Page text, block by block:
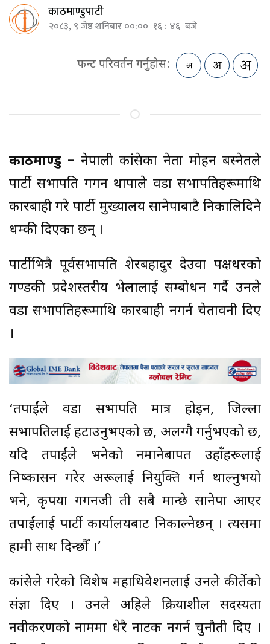
काठमाण्डुपाटी
२०८३, ९ जेष्ठ शनिबार ००:०० १६ : ४६ बजे
फन्ट परिवर्तन गर्नुहोस:
काठमाण्डु – नेपाली कांग्रेसका नेता मोहन बस्नेतले
पार्टी सभापति गगन थापाले वडा सभापतिहरूमाथि
कारबाही गरे पार्टी मुख्यालय सानेपाबाटै निकालिदिने
धम्की दिएका छन् ।
पार्टीभित्रै पूर्वसभापति शेरबहादुर देउवा पक्षधरको
गण्डकी प्रदेशस्तरीय भेलालाई सम्बोधन गर्दै उनले
वडा सभापतिहरूमाथि कारबाही नगर्न चेतावनी दिए
।
‘तपाईंले वडा सभापति मात्र होइन, जिल्ला
सभापतिलाई हटाउनुभएको छ, अलग्गै गर्नुभएको छ,
यदि तपाईंले भनेको नमानेबापत उहाँहरूलाई
निष्कासन गरेर अरूलाई नियुक्ति गर्न थाल्नुभयो
भने, कृपया गगनजी ती सबै मान्छे सानेपा आएर
तपाईंलाई पार्टी कार्यालयबाट निकाल्नेछन् । त्यसमा
हामी साथ दिन्छौँ ।’
कांग्रेसले गरेको विशेष महाधिवेशनलाई उनले कीर्तेको
संज्ञा दिए । उनले अहिले क्रियाशील सदस्यता
नवीकरणको नाममा धेरै नाटक नगर्न चुनौती दिए ।